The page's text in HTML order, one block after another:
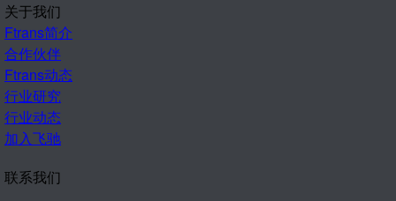
关于我们
Ftrans简介
合作伙伴
Ftrans动态
行业研究
行业动态
加入飞驰
联系我们